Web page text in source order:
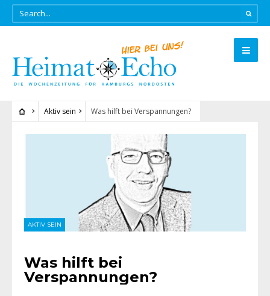
Aktiv sein Was hilft bei Verspannungen?
AKTIV SEIN
Was hilft bei
Verspannungen?